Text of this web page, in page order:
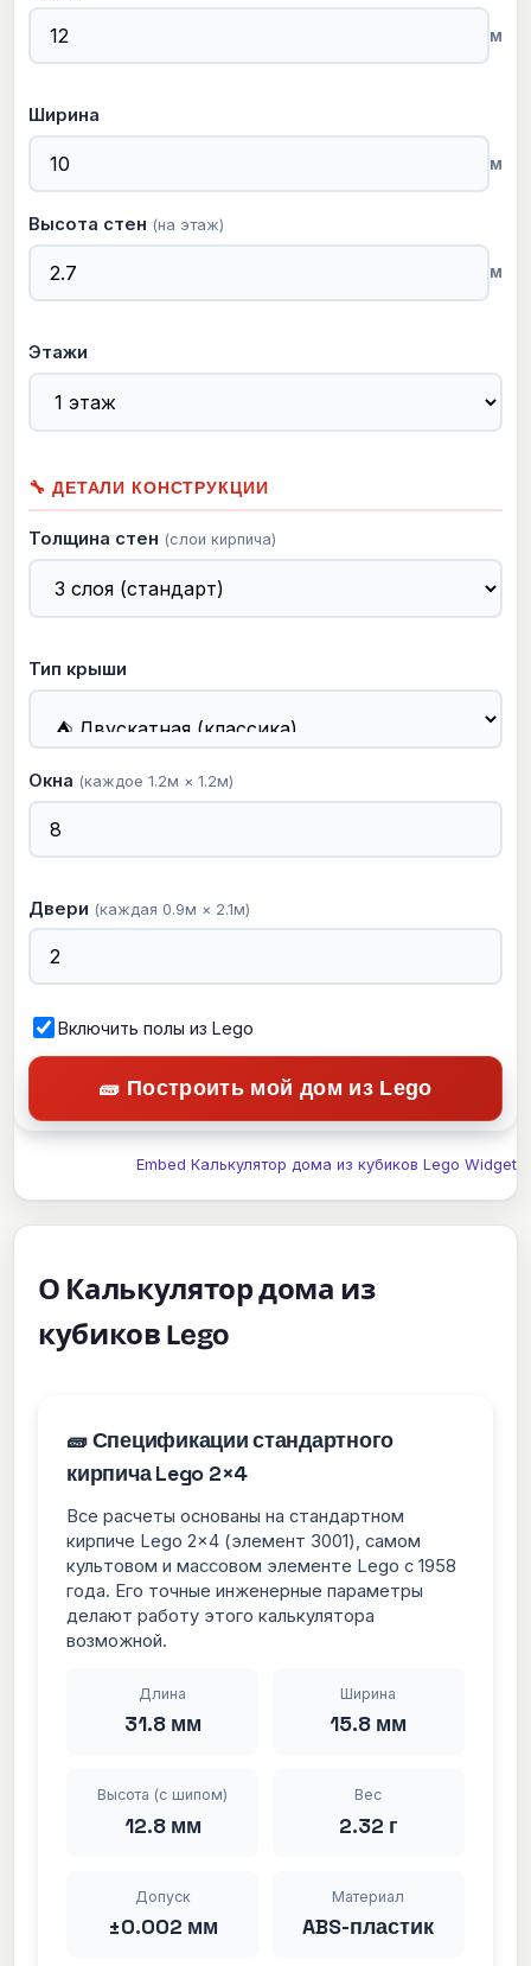
м
Ширина
м
Высота стен (на этаж)
м
Этажи
🔧 ДЕТАЛИ КОНСТРУКЦИИ
Толщина стен (слои кирпича)
Тип крыши
Окна (каждое 1.2м × 1.2м)
Двери (каждая 0.9м × 2.1м)
Включить полы из Lego
🧱 Построить мой дом из Lego
Embed Калькулятор дома из кубиков Lego Widget
О Калькулятор дома из
кубиков Lego
🧱 Спецификации стандартного
кирпича Lego 2×4
Все расчеты основаны на стандартном
кирпиче Lego 2×4 (элемент 3001), самом
культовом и массовом элементе Lego с 1958
года. Его точные инженерные параметры
делают работу этого калькулятора
возможной.
Длина
31.8 мм
Ширина
15.8 мм
Высота (с шипом)
12.8 мм
Вес
2.32 г
Допуск
±0.002 мм
Материал
ABS-пластик